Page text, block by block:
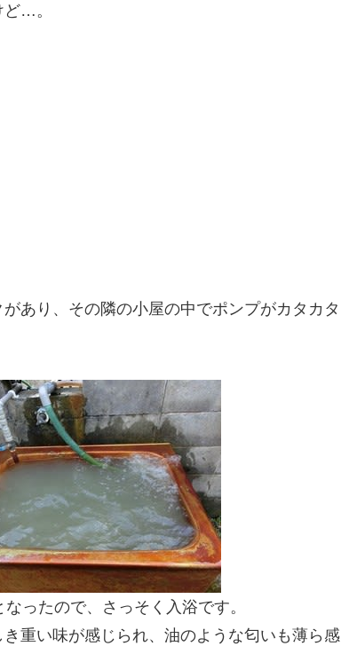
…。
あり、その隣の小屋の中でポンプがカタカタ
ったので、さっそく入浴です。
重い味が感じられ、油のような匂いも薄ら感